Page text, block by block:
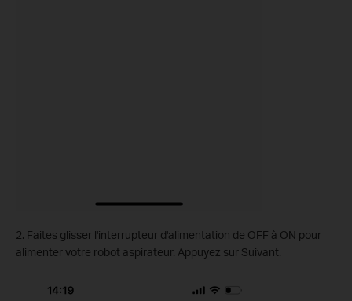
2. Faites glisser l'interrupteur d'alimentation de OFF à ON pour
alimenter votre robot aspirateur. Appuyez sur Suivant.